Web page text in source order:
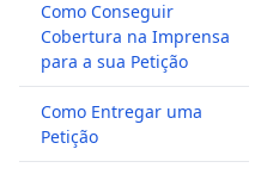
Como Conseguir
Cobertura na Imprensa
para a sua Petição
Como Entregar uma
Petição